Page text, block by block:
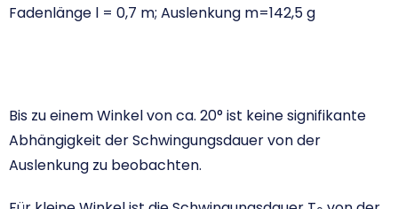
Fadenlänge l = 0,7 m; Auslenkung m=142,5 g
Bis zu einem Winkel von ca. 20° ist keine signifikante
Abhängigkeit der Schwingungsdauer von der
Auslenkung zu beobachten.